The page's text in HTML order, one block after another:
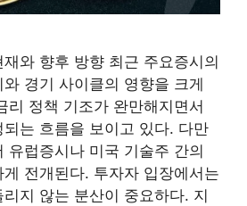
와 향후 방향 최근 주요증시의
경기 사이클의 영향을 크게
리 정책 기조가 완만해지면서
는 흐름을 보이고 있다. 다만
유럽증시나 미국 기술주 간의
전개된다. 투자자 입장에서는
지 않는 분산이 중요하다. 지